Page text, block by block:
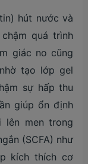
hút nước và
quá trình
giác no cũng
tạo lớp gel
sự hấp thu
giúp ổn định
lên men trong
(SCFA) như
kích thích cơ